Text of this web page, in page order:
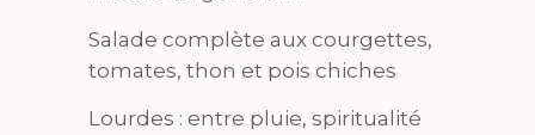
Salade complète aux courgettes,
tomates, thon et pois chiches
Lourdes : entre pluie, spiritualité